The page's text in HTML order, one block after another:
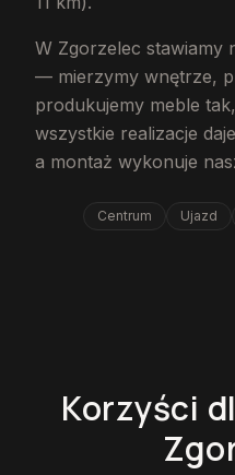
W Zgorzelec stawiamy
— mierzymy wnętrze,
produkujemy meble
wszystkie realizacje
a montaż wykonuje
Centrum Ujazd
Korzyści